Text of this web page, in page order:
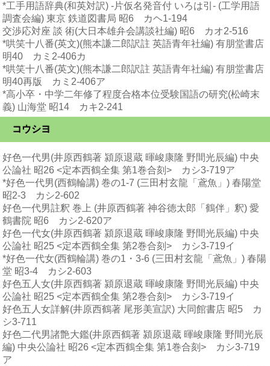
*工手用語辞典(和英対訳) -片仮名発音付 いろは引- (工学用語
調査会編) 東京 鉄道図書局 昭6 カヘ1-194
交渉応対座 談 術(大日本雄弁会講談社編) 昭6 カオ2-516
*哄笑十八番(英文)(熊本謙二郎訳註 英語青年社編) 有朋堂書店
明40 カミ2-406カ
*哄笑十八番(英文)(熊本謙二郎訳註 英語青年社編) 有朋堂書店
明40再版 カミ2-406ア
*高小卒・中学二年修了程度合格本位受験国語の研究(松崎末
義) 山海堂 昭14 カキ2-241
コウシヨ
好色一代男(井原西鶴著 潁原退蔵 暉峻康隆 野間光辰編) 中央
公論社 昭26 <定本西鶴全集 第1巻合刻> カシ3-719ア
*好色一代男(西鶴輪講) 巻の1-7 (三田村玄龍「鳶魚」) 春陽堂
昭2-3 カシ2-602
好色一代男註釈 巻上 (井原西鶴著 神谷徳太郎「鶴伴」釈) 愛
鶴書院 昭6 カシ2-620ア
好色一代女(井原西鶴著 潁原退蔵 暉峻康隆 野間光辰編) 中央
公論社 昭25 <定本西鶴全集 第2巻合刻> カシ3-719イ
*好色一代女(西鶴輪講) 巻の1・3-6 (三田村玄龍「鳶魚」) 春陽
堂 昭3-4 カシ2-603
好色五人女(井原西鶴著 潁原退蔵 暉峻康隆 野間光辰編) 中央
公論社 昭25 <定本西鶴全集 第2巻合刻> カシ3-719イ
好色五人女詳解(井原西鶴著 尾形美宣訳) 大同館書店 昭5 カ
シ3-711
好色二代男諸艶大鑑(井原西鶴著 潁原退蔵 暉峻康隆 野間光辰
編) 中央公論社 昭26 <定本西鶴全集 第1巻合刻> カシ3-719
ア